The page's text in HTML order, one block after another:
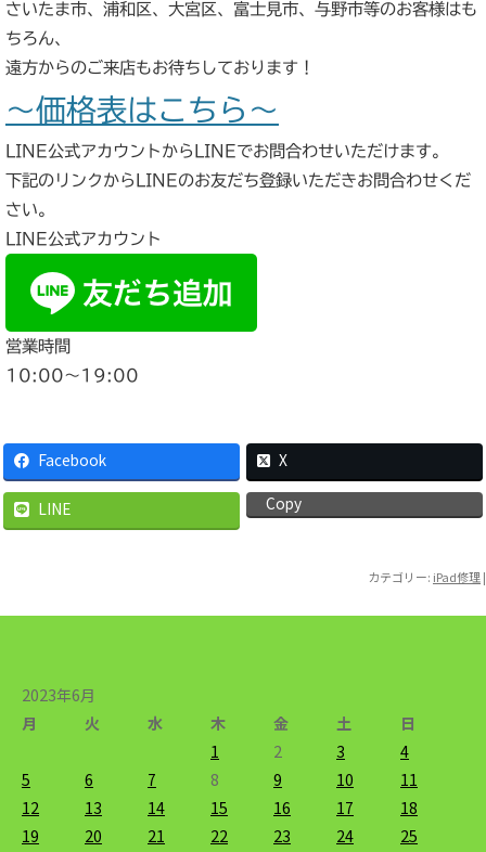
さいたま市、浦和区、大宮区、富士見市、与野市等のお客様はも
ちろん、
遠方からのご来店もお待ちしております！
～価格表はこちら～
LINE公式アカウントからLINEでお問合わせいただけます。
下記のリンクからLINEのお友だち登録いただきお問合わせくだ
さい。
LINE公式アカウント
営業時間
10:00〜19:00
Facebook X
LINE Copy
カテゴリー: iPad修理|
2023年6月
月
火 水 木 金 土
日
1
2 3
4
5
6 7 8 9 10
11
12
13 14 15 16 17
18
19
20 21 22 23 24
25